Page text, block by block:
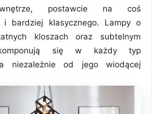
postawcie na coś
i bardziej klasycznego. Lampy o
kloszach oraz subtelnym
się w każdy typ
niezależnie od jego wiodącej